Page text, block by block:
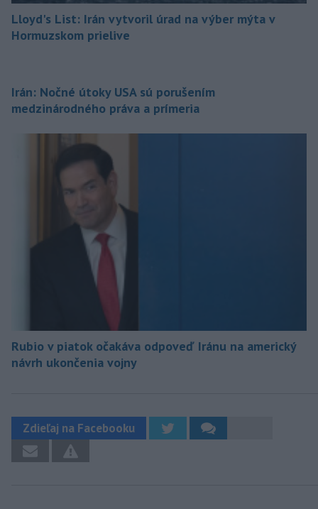
Lloyd's List: Irán vytvoril úrad na výber mýta v
Hormuzskom prielive
Irán: Nočné útoky USA sú porušením
medzinárodného práva a prímeria
Rubio v piatok očakáva odpoveď Iránu na americký
návrh ukončenia vojny
Zdieľaj na Facebooku